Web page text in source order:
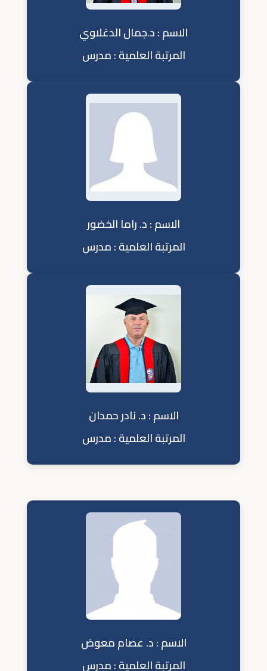
الاسم : د.جمال الدغلاوي
المرتبة العلمية : مدرس
الاسم : د. راما الخضور
المرتبة العلمية : مدرس
الاسم : د. نادر حمدان
المرتبة العلمية : مدرس
الاسم : د. عصام معوض
المرتبة العلمية : مدرس